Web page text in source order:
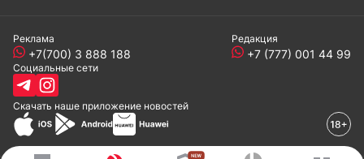
Реклама
+7(700) 3 888 188
Редакция
+7 (777) 001 44 99
Социальные сети
Скачать наше приложение новостей